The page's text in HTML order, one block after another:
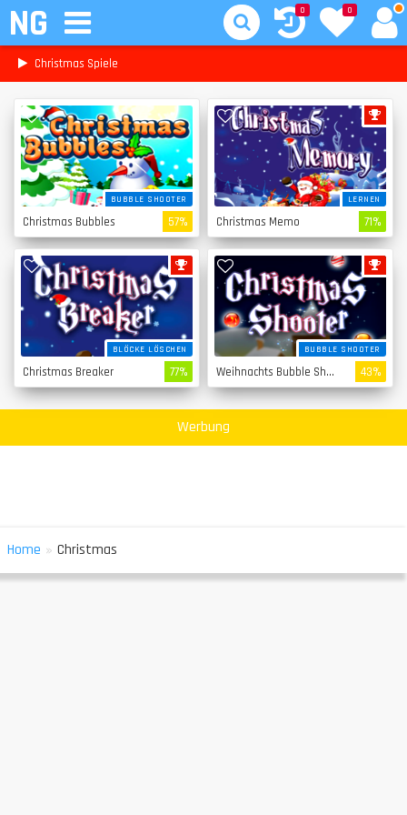
NG 0
0
Christmas Spiele
BUBBLE SHOOTER
Christmas Bubbles 57%
LERNEN
Christmas Memo 71%
BLÖCKE LÖSCHEN
Christmas Breaker 77%
BUBBLE SHOOTER
Weihnachts Bubble Shooter 43%
Werbung
Home » Christmas